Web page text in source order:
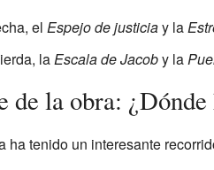
el Espejo de justiciay la
laEscala de Jacoby la
de la obra: ¿Dónde
ha tenido un interesante